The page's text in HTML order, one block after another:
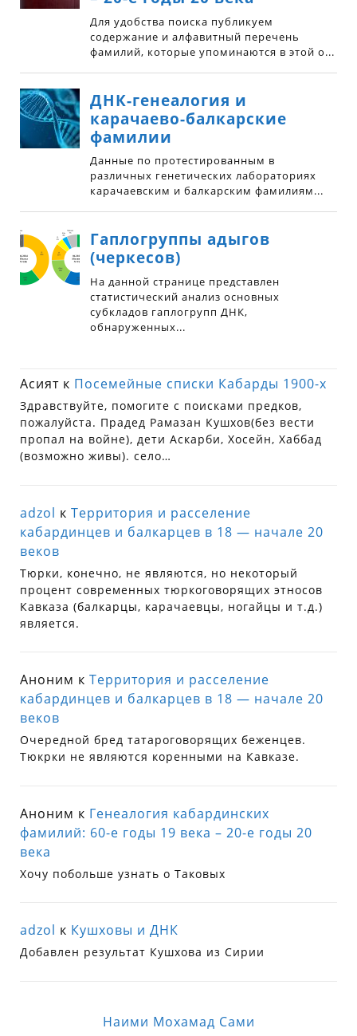
Асият к Посемейные списки Кабарды 1900-х
Здравствуйте, помогите с поисками предков,
пожалуйста. Прадед Рамазан Кушхов(без вести
пропал на войне), дети Аскарби, Хосейн, Хаббад
(возможно живы). село…
adzol кТерритория и расселение
кабардинцев и балкарцев в 18 — начале 20
веков
Тюрки, конечно, не являются, но некоторый
процент современных тюркоговорящих этносов
Кавказа (балкарцы, карачаевцы, ногайцы и т.д.)
является.
Аноним кТерритория и расселение
кабардинцев и балкарцев в 18 — начале 20
веков
Очередной бред татароговорящих беженцев.
Тюкрки не являются коренными на Кавказе.
Аноним к Генеалогия кабардинских
фамилий: 60-е годы 19 века – 20-е годы 20
века
Хочу побольше узнать о Таковых
adzol к Кушховы и ДНК
Добавлен результат Кушхова из Сирии
Наими Мохамад Сами